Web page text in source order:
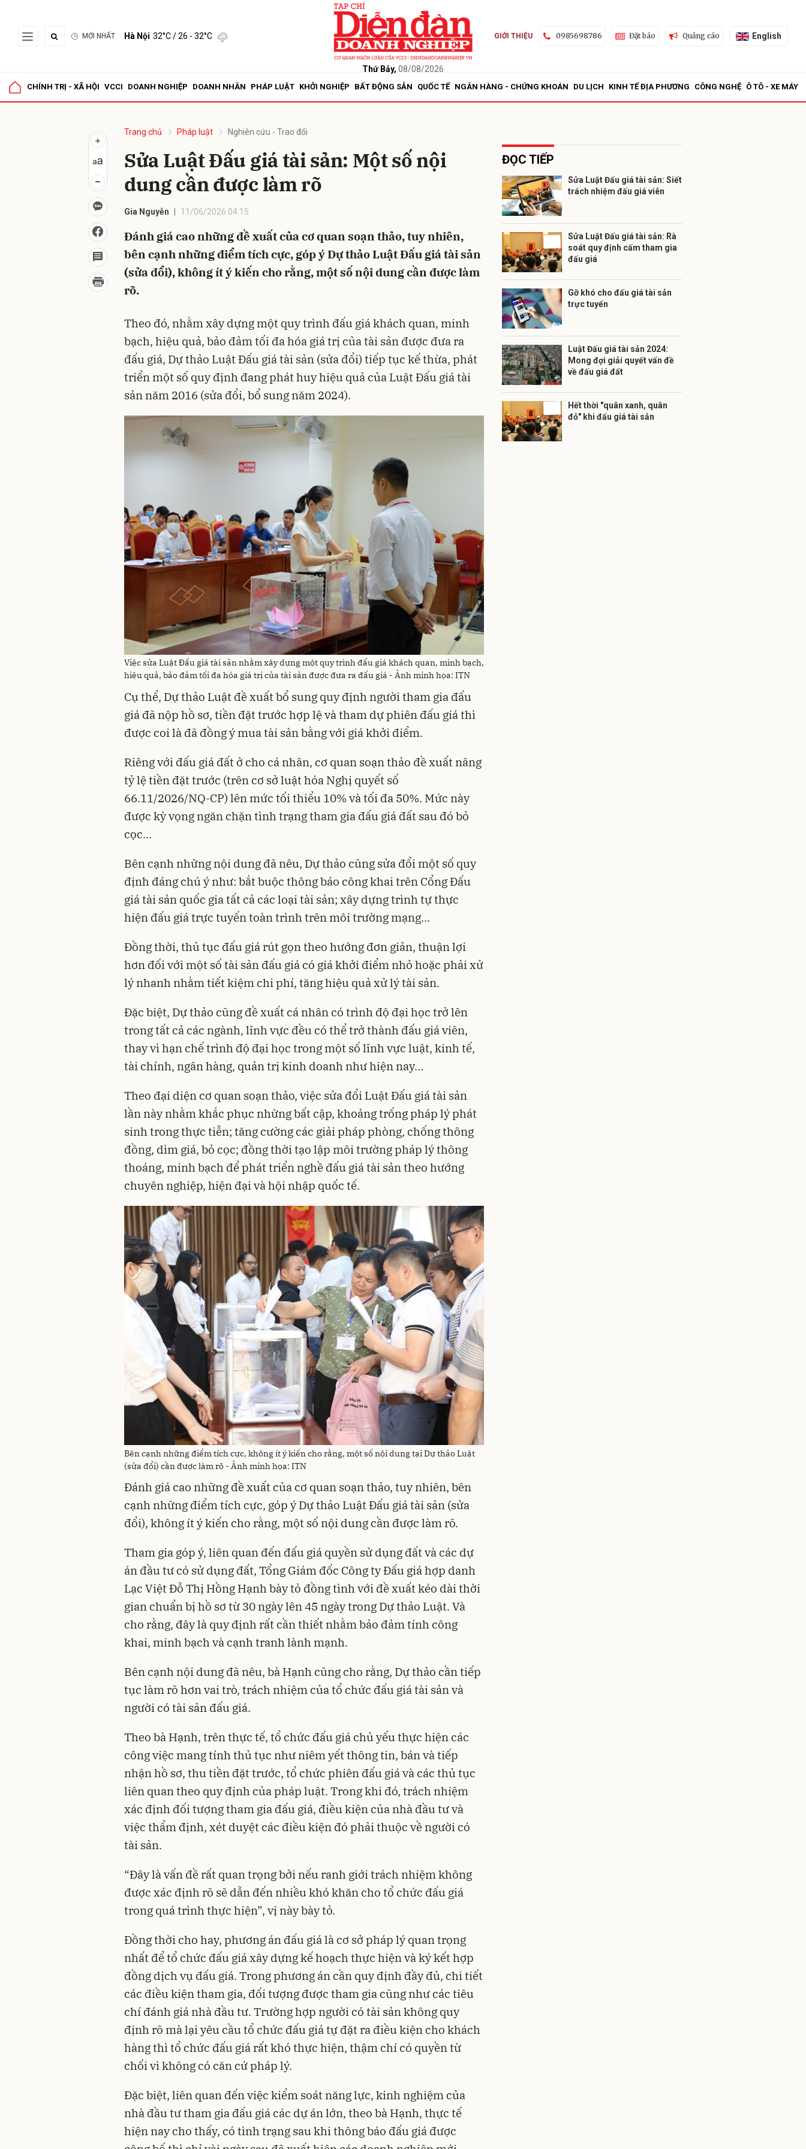
MỚI NHẤT Hà Nội 32°C/ 26 - 32°C
Thứ Bảy, 08/08/2026
GIỚI THIỆU 0985698786 Đặt báo Quảng cáo English
CHÍNH TRỊ - XÃ HỘI VCCI DOANH NGHIỆP DOANH NHÂN PHÁP LUẬT KHỞI NGHIỆP BẤT ĐỘNG SẢN QUỐC TẾ NGÂN HÀNG - CHỨNG KHOÁN DU LỊCH KINH TẾ ĐỊA PHƯƠNG CÔNG NGHỆ Ô TÔ - XE MÁY
Trang chủ Pháp luật Nghiên cứu - Trao đổi
Sửa Luật Đấu giá tài sản: Một số nội
dung cần được làm rõ
Gia Nguyễn 11/06/2026 04:15
Đánh giá cao những đề xuất của cơ quan soạn thảo, tuy nhiên,
bên cạnh những điểm tích cực, góp ý Dự thảo Luật Đấu giá tài sản
(sửa đổi), không ít ý kiến cho rằng, một số nội dung cần được làm
rõ.
Theo đó, nhằm xây dựng một quy trình đấu giá khách quan, minh
bạch, hiệu quả, bảo đảm tối đa hóa giá trị của tài sản được đưa ra
đấu giá, Dự thảo Luật Đấu giá tài sản (sửa đổi) tiếp tục kế thừa, phát
triển một số quy định đang phát huy hiệu quả của Luật Đấu giá tài
sản năm 2016 (sửa đổi, bổ sung năm 2024).
Việc sửa Luật Đấu giá tài sản nhằm xây dựng một quy trình đấu giá khách quan, minh bạch,
hiệu quả, bảo đảm tối đa hóa giá trị của tài sản được đưa ra đấu giá - Ảnh minh họa: ITN
Cụ thể, Dự thảo Luật đề xuất bổ sung quy định người tham gia đấu
giá đã nộp hồ sơ, tiền đặt trước hợp lệ và tham dự phiên đấu giá thì
được coi là đã đồng ý mua tài sản bằng với giá khởi điểm.
Riêng với đấu giá đất ở cho cá nhân, cơ quan soạn thảo đề xuất nâng
tỷ lệ tiền đặt trước (trên cơ sở luật hóa Nghị quyết số
66.11/2026/NQ-CP) lên mức tối thiểu 10% và tối đa 50%. Mức này
được kỳ vọng ngăn chặn tình trạng tham gia đấu giá đất sau đó bỏ
cọc…
Bên cạnh những nội dung đã nêu, Dự thảo cũng sửa đổi một số quy
định đáng chú ý như: bắt buộc thông báo công khai trên Cổng Đấu
giá tài sản quốc gia tất cả các loại tài sản; xây dựng trình tự thực
hiện đấu giá trực tuyến toàn trình trên môi trường mạng…
Đồng thời, thủ tục đấu giá rút gọn theo hướng đơn giản, thuận lợi
hơn đối với một số tài sản đấu giá có giá khởi điểm nhỏ hoặc phải xử
lý nhanh nhằm tiết kiệm chi phí, tăng hiệu quả xử lý tài sản.
Đặc biệt, Dự thảo cũng đề xuất cá nhân có trình độ đại học trở lên
trong tất cả các ngành, lĩnh vực đều có thể trở thành đấu giá viên,
thay vì hạn chế trình độ đại học trong một số lĩnh vực luật, kinh tế,
tài chính, ngân hàng, quản trị kinh doanh như hiện nay…
Theo đại diện cơ quan soạn thảo, việc sửa đổi Luật Đấu giá tài sản
lần này nhằm khắc phục những bất cập, khoảng trống pháp lý phát
sinh trong thực tiễn; tăng cường các giải pháp phòng, chống thông
đồng, dìm giá, bỏ cọc; đồng thời tạo lập môi trường pháp lý thông
thoáng, minh bạch để phát triển nghề đấu giá tài sản theo hướng
chuyên nghiệp, hiện đại và hội nhập quốc tế.
Bên cạnh những điểm tích cực, không ít ý kiến cho rằng, một số nội dung tại Dự thảo Luật
(sửa đổi) cần được làm rõ - Ảnh minh họa: ITN
Đánh giá cao những đề xuất của cơ quan soạn thảo, tuy nhiên, bên
cạnh những điểm tích cực, góp ý Dự thảo Luật Đấu giá tài sản (sửa
đổi), không ít ý kiến cho rằng, một số nội dung cần được làm rõ.
Tham gia góp ý, liên quan đến đấu giá quyền sử dụng đất và các dự
án đầu tư có sử dụng đất, Tổng Giám đốc Công ty Đấu giá hợp danh
Lạc Việt Đỗ Thị Hồng Hạnh bày tỏ đồng tình với đề xuất kéo dài thời
gian chuẩn bị hồ sơ từ 30 ngày lên 45 ngày trong Dự thảo Luật. Và
cho rằng, đây là quy định rất cần thiết nhằm bảo đảm tính công
khai, minh bạch và cạnh tranh lành mạnh.
Bên cạnh nội dung đã nêu, bà Hạnh cũng cho rằng, Dự thảo cần tiếp
tục làm rõ hơn vai trò, trách nhiệm của tổ chức đấu giá tài sản và
người có tài sản đấu giá.
Theo bà Hạnh, trên thực tế, tổ chức đấu giá chủ yếu thực hiện các
công việc mang tính thủ tục như niêm yết thông tin, bán và tiếp
nhận hồ sơ, thu tiền đặt trước, tổ chức phiên đấu giá và các thủ tục
liên quan theo quy định của pháp luật. Trong khi đó, trách nhiệm
xác định đối tượng tham gia đấu giá, điều kiện của nhà đầu tư và
việc thẩm định, xét duyệt các điều kiện đó phải thuộc về người có
tài sản.
“Đây là vấn đề rất quan trọng bởi nếu ranh giới trách nhiệm không
được xác định rõ sẽ dẫn đến nhiều khó khăn cho tổ chức đấu giá
trong quá trình thực hiện”, vị này bày tỏ.
Đồng thời cho hay, phương án đấu giá là cơ sở pháp lý quan trọng
nhất để tổ chức đấu giá xây dựng kế hoạch thực hiện và ký kết hợp
đồng dịch vụ đấu giá. Trong phương án cần quy định đầy đủ, chi tiết
các điều kiện tham gia, đối tượng được tham gia cũng như các tiêu
chí đánh giá nhà đầu tư. Trường hợp người có tài sản không quy
định rõ mà lại yêu cầu tổ chức đấu giá tự đặt ra điều kiện cho khách
hàng thì tổ chức đấu giá rất khó thực hiện, thậm chí có quyền từ
chối vì không có căn cứ pháp lý.
Đặc biệt, liên quan đến việc kiểm soát năng lực, kinh nghiệm của
nhà đầu tư tham gia đấu giá các dự án lớn, theo bà Hạnh, thực tế
hiện nay cho thấy, có tình trạng sau khi thông báo đấu giá được
ĐỌC TIẾP
Sửa Luật Đấu giá tài sản: Siết
trách nhiệm đấu giá viên
Sửa Luật Đấu giá tài sản: Rà
soát quy định cấm tham gia
đấu giá
Gỡ khó cho đấu giá tài sản
trực tuyến
Luật Đấu giá tài sản 2024:
Mong đợi giải quyết vấn đề
về đấu giá đất
Hết thời "quân xanh, quân
đỏ" khi đấu giá tài sản
Gửi